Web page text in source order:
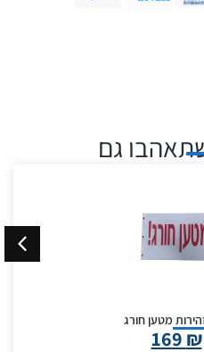
גם
מטען חורג
169₪